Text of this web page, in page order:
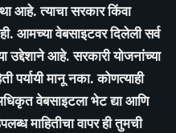
आहे. त्याचा सरकार किंवा
आमच्या वेबसाइटवर दिलेली सर्व
उद्देशाने आहे. सरकारी योजनांच्या
पर्यायी मानू नका. कोणत्याही
वेबसाइटला भेट द्या आणि
माहितीचा वापर ही तुमची